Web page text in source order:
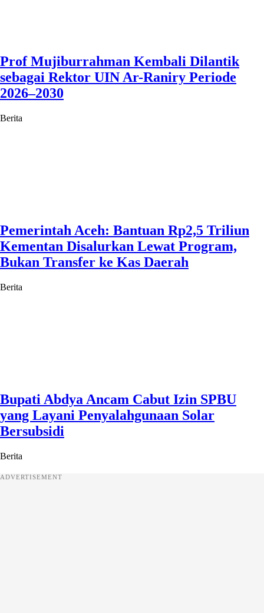
Prof Mujiburrahman Kembali Dilantik
sebagai Rektor UIN Ar-Raniry Periode
2026–2030
Berita
Pemerintah Aceh: Bantuan Rp2,5 Triliun
Kementan Disalurkan Lewat Program,
Bukan Transfer ke Kas Daerah
Berita
Bupati Abdya Ancam Cabut Izin SPBU
yang Layani Penyalahgunaan Solar
Bersubsidi
Berita
ADVERTISEMENT